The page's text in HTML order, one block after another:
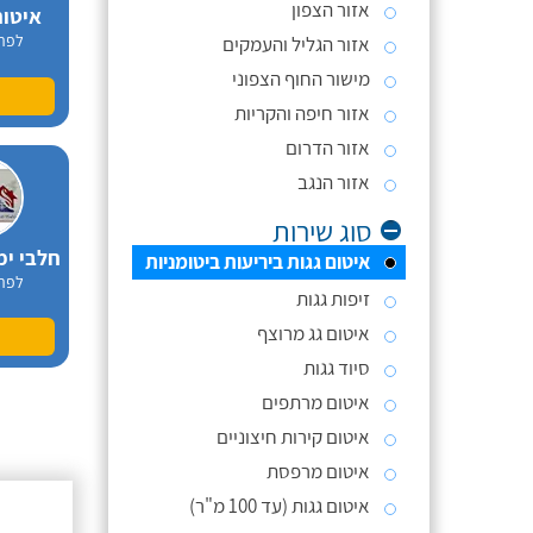
אזור הצפון
אזור הגליל והעמקים
מישור החוף הצפוני
אזור חיפה והקריות
אזור הדרום
אזור הנגב
סוג שירות
איטום גגות ביריעות ביטומניות
זיפות גגות
איטום גג מרוצף
סיוד גגות
איטום מרתפים
איטום קירות חיצוניים
איטום מרפסת
איטום גגות (עד 100 מ"ר)
חלבי